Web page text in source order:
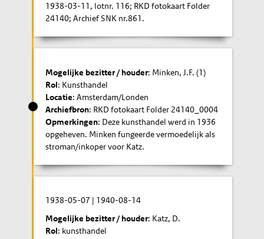
1938-03-11, lotnr. 116; RKD fotokaart Folder
24140; Archief SNK nr.861.
Mogelijke bezitter / houder: Minken, J.F. (1)
Rol: Kunsthandel
Locatie: Amsterdam/Londen
Archiefbron: RKD fotokaart Folder 24140_0004
Opmerkingen: Deze kunsthandel werd in 1936
opgeheven. Minken fungeerde vermoedelijk als
stroman/inkoper voor Katz.
1938-05-07 | 1940-08-14
Mogelijke bezitter / houder: Katz, D.
Rol: kunsthandel